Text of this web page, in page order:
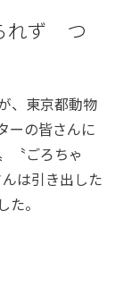
れず つ
、東京都動物
ーの皆さんに
〝ごろちゃ
は引き出した
。